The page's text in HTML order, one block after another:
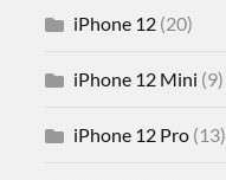
iPhone 12 (20)
iPhone 12 Mini (9)
iPhone 12 Pro (13)